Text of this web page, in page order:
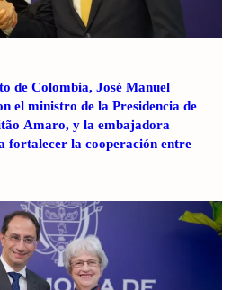
de Colombia, José Manuel
el ministro de la Presidencia de
Amaro, y la embajadora
fortalecer la cooperación entre